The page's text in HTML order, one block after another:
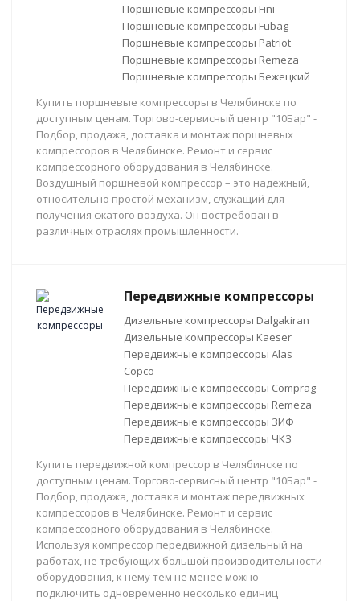
Поршневые компрессоры Fini
Поршневые компрессоры Fubag
Поршневые компрессоры Patriot
Поршневые компрессоры Remeza
Поршневые компрессоры Бежецкий
Купить поршневые компрессоры в Челябинске по
доступным ценам. Торгово-сервисный центр "10Бар" -
Подбор, продажа, доставка и монтаж поршневых
компрессоров в Челябинске. Ремонт и сервис
компрессорного оборудования в Челябинске.
Воздушный поршневой компрессор – это надежный,
относительно простой механизм, служащий для
получения сжатого воздуха. Он востребован в
различных отраслях промышленности.
Передвижные компрессоры
Дизельные компрессоры Dalgakiran
Дизельные компрессоры Kaeser
Передвижные компрессоры Alas
Copco
Передвижные компрессоры Comprag
Передвижные компрессоры Remeza
Передвижные компрессоры ЗИФ
Передвижные компрессоры ЧКЗ
Купить передвижной компрессор в Челябинске по
доступным ценам. Торгово-сервисный центр "10Бар" -
Подбор, продажа, доставка и монтаж передвижных
компрессоров в Челябинске. Ремонт и сервис
компрессорного оборудования в Челябинске.
Используя компрессор передвижной дизельный на
работах, не требующих большой производительности
оборудования, к нему тем не менее можно
подключить одновременно несколько единиц